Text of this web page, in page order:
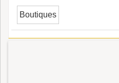
في نهاية فترة
لتسييره واستغلاله.Boutiques